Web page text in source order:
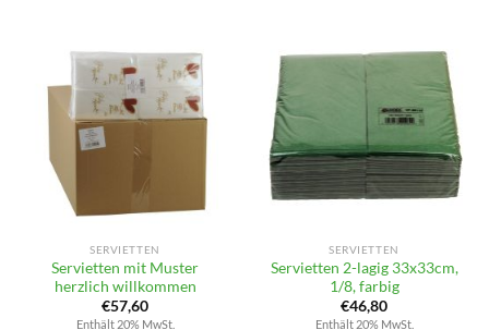
SERVIETTEN
Servietten mit Muster
herzlich willkommen
€57,60
Enthält 20% MwSt.
SERVIETTEN
Servietten 2-lagig 33x33cm,
1/8, farbig
€46,80
Enthält 20% MwSt.